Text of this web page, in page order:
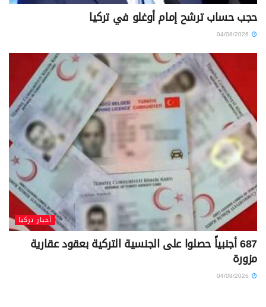
حجب حساب ترشح إمام أوغلو في تركيا
أخبار تركيا
687 أجنبياً حصلوا على الجنسية التركية بعقود عقارية
مزورة